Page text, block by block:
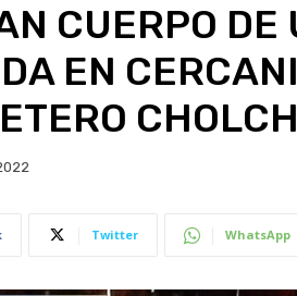
CUERPO DE
EN
Twitter WhatsApp